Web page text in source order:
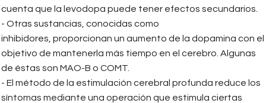
cuenta que la levodopa puede tener efectos secundarios.
- Otras sustancias, conocidas como
inhibidores, proporcionan un aumento de la dopamina con el
objetivo de mantenerla más tiempo en el cerebro. Algunas
de éstas son MAO-B o COMT.
- El método de la estimulación cerebral profunda reduce los
síntomas mediante una operación que estimula ciertas